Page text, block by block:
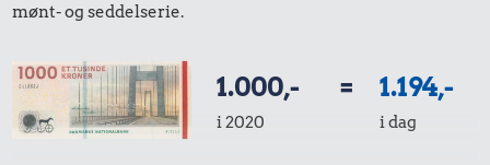
Samlet pris i 2020
mønt- og seddelserie.
1.000,-
i 2020
= 1.194,-
i dag